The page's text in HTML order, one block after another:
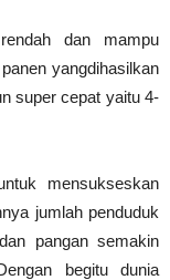
dan mampu
yangdihasilkan
super cepat yaitu 4-
mensukseskan
jumlah penduduk
pangan semakin
begitu dunia